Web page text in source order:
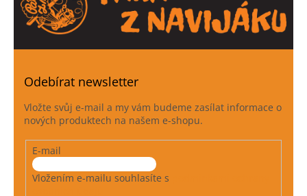
r
v
y
i
s
Odebírat newsletter
Vložte svůj e-mail a my vám budeme zasílat informace o
nových produktech na našem e-shopu.
E-mail
Vložením e-mailu souhlasíte s